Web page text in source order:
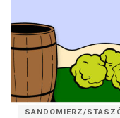
SANDOMIERZ/